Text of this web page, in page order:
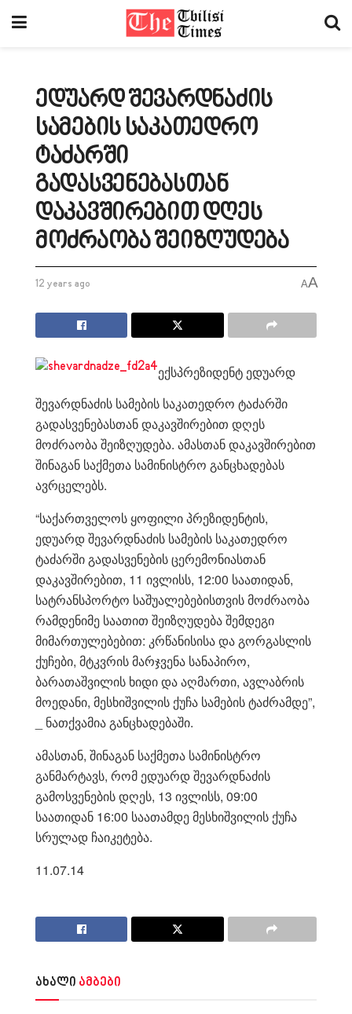
ედუარდ შევარდნაძის
სამების საკათედრო
ტაძარში
გადასვენებასთან
დაკავშირებით დღეს
მოძრაობა შეიზღუდება
12 years ago AA
ექსპრეზიდენტ ედუარდ
შევარდნაძის სამების საკათედრო ტაძარში
გადასვენებასთან დაკავშირებით დღეს
მოძრაობა შეიზღუდება. ამასთან დაკავშირებით
შინაგან საქმეთა სამინისტრო განცხადებას
ავრცელებს.
“საქართველოს ყოფილი პრეზიდენტის,
ედუარდ შევარდნაძის სამების საკათედრო
ტაძარში გადასვენების ცერემონიასთან
დაკავშირებით, 11 ივლისს, 12:00 საათიდან,
სატრანსპორტო საშუალებებისთვის მოძრაობა
რამდენიმე საათით შეიზღუდება შემდეგი
მიმართულებებით: კრწანისისა და გორგასლის
ქუჩები, მტკვრის მარჯვენა სანაპირო,
ბარათაშვილის ხიდი და აღმართი, ავლაბრის
მოედანი, მესხიშვილის ქუჩა სამების ტაძრამდე”,
_ ნათქვამია განცხადებაში.
ამასთან, შინაგან საქმეთა სამინისტრო
განმარტავს, რომ ედუარდ შევარდნაძის
გამოსვენების დღეს, 13 ივლისს, 09:00
საათიდან 16:00 საათამდე მესხიშვილის ქუჩა
სრულად ჩაიკეტება.
11.07.14
ახალი ამბები